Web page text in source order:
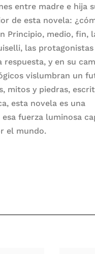
entre madre e hija
de esta novela:
Principio, medio, fin,
las protagonistas
y en su
vislumbran un
mitos y piedras,
esta novela es una
fuerza luminosa
el mundo.